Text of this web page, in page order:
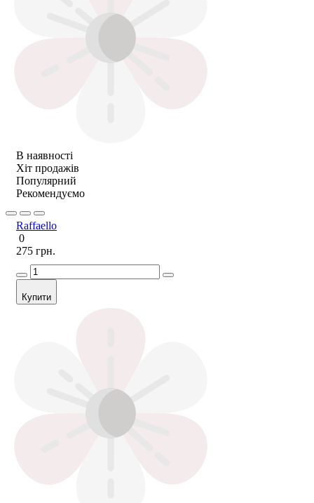
В наявності
Хіт продажів
Популярний
Рекомендуємо
Raffaello
0
275 грн.
Купити